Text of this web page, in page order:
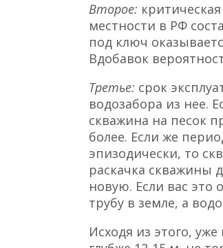
Второе:
местности в РФ
под ключ
Вдобавок
Третье: срок
водозабора из нее.
скважина на песок
более. Если же
эпизодически, то
раскачка скважины
новую. Если вас это
трубу в земле, а
Исходя из этого,